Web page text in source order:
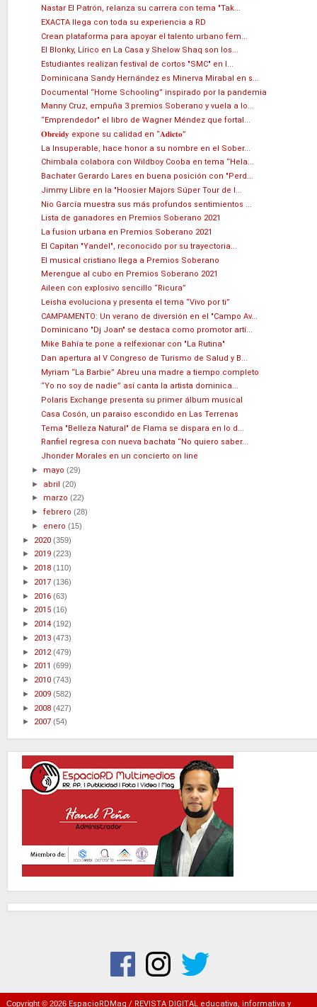
Nastar El Patrón, relanza su carrera con tema "Tak...
EXACTA llega con toda su experiencia a RD
Crean plataforma para apoyar el talento urbano fem...
El Blonky, Lírico en La Casa y Shelow Shaq son los...
Estudiantes realizan festival de cortos "SMC" en l...
Dominicana Sandy Hernández es Minerva Mirabal en s...
Documental “Home Schooling” inspirado por la pandemia
Manny Cruz, empuña 3 premios Soberano y vuela a lo...
“Emprendedor" el libro de Wagner Méndez que fortal...
𝐎𝐛𝐫𝐞𝐢𝐝𝐲 expone su calidad en “𝐀𝐝𝐢𝐜𝐭𝐨”
La Insuperable, hace honor a su nombre en el Sober...
Chimbala colabora con Wildboy Cooba en tema “Hela...
Bachater Gerardo Lares en buena posición con "Perd...
Jimmy Llibre en la "Hoosier Majors Súper Tour de l...
Nio García muestra sus más profundos sentimientos ...
Lista de ganadores en Premios Soberano 2021
La fusion urbana en Premios Soberano 2021
El Capitan "Yandel", reconocido por su trayectoria...
El musical cristiano llega a Premios Soberano
Merengue al cubo en Premios Soberano 2021
Aileen con explosivo sencillo “Ricura”
Leisha evoluciona y presenta el tema “Vivo por ti”
CAMPAMENTO: Un verano de diversión en el "Campo Av...
Dominicano "Dj Joan" se destaca como promotor artí...
Mike Bahía te pone a relfexionar con "La Rutina"
Dan apertura al V Congreso de Turismo de Salud y B...
Myriam “La Barbie” Abreu una madre a tiempo completo
“Yo no soy de nadie” así canta la artista dominica...
Polaris Exchange presenta su primer álbum musical
Casa Cosón, un paraiso escondido en Las Terrenas
Tema "Belleza Natural" de Flama se dispara en lo d...
Ranfiel regresa con nueva bachata “No quiero saber...
Jhonder Morales en un concierto on line
► mayo(29)
► abril(20)
► marzo(22)
►febrero(28)
► enero(15)
► 2020 (359)
► 2019 (223)
► 2018 (110)
► 2017 (136)
► 2016 (63)
► 2015 (16)
► 2014 (192)
► 2013 (473)
► 2012(479)
► 2011 (699)
► 2010 (743)
► 2009 (582)
► 2008 (427)
► 2007 (54)
Copyright © 2026 EspacioRDMag / REVISTA DIGITAL educativa, informativa y